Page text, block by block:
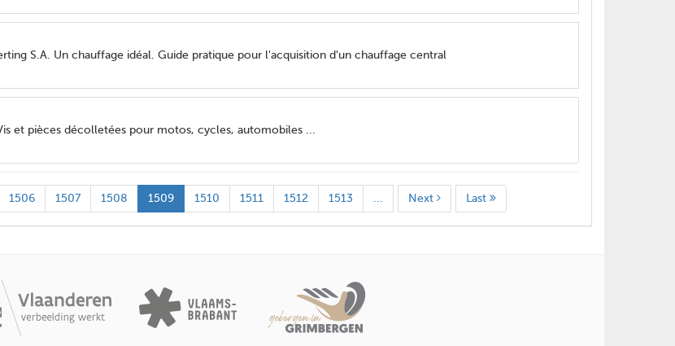
S.A. Un chauffage idéal. Guide pratique pour l'acquisition d'un chauffage central
et pièces décolletées pour motos, cycles, automobiles ...
1506 1507 1508 1509 1510 1511 1512 1513 Next Last